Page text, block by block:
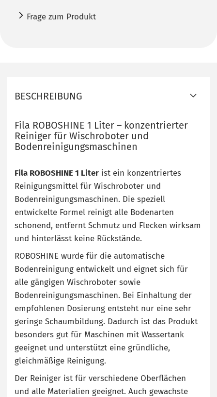
Frage zum Produkt
BESCHREIBUNG
Fila ROBOSHINE 1 Liter – konzentrierter
Reiniger für Wischroboter und
Bodenreinigungsmaschinen
Fila ROBOSHINE 1 Liter ist ein konzentriertes
Reinigungsmittel für Wischroboter und
Bodenreinigungsmaschinen. Die speziell
entwickelte Formel reinigt alle Bodenarten
schonend, entfernt Schmutz und Flecken wirksam
und hinterlässt keine Rückstände.
ROBOSHINE wurde für die automatische
Bodenreinigung entwickelt und eignet sich für
alle gängigen Wischroboter sowie
Bodenreinigungsmaschinen. Bei Einhaltung der
empfohlenen Dosierung entsteht nur eine sehr
geringe Schaumbildung. Dadurch ist das Produkt
besonders gut für Maschinen mit Wassertank
geeignet und unterstützt eine gründliche,
gleichmäßige Reinigung.
Der Reiniger ist für verschiedene Oberflächen
und alle Materialien geeignet. Auch gewachste